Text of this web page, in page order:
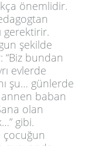
önemlidir.
gerektirir.
şekilde
“Biz bundan
evlerde
şu… günlerde
baban
olan
gibi.
çocuğun